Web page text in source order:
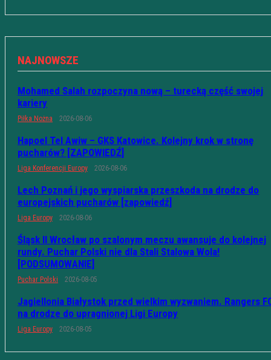
NAJNOWSZE
Mohamed Salah rozpoczyna nową – turecką część swojej
kariery
Piłka Nożna 2026-08-06
Hapoel Tel Awiw – GKS Katowice. Kolejny krok w stronę
pucharów? [ZAPOWIEDŹ]
Liga Konferencji Europy 2026-08-06
Lech Poznań i jego wyspiarska przeszkoda na drodze do
europejskich pucharów [zapowiedź]
Liga Europy 2026-08-06
Śląsk II Wrocław po szalonym meczu awansuje do kolejnej
rundy. Puchar Polski nie dla Stali Stalowa Wola!
[PODSUMOWANIE]
Puchar Polski 2026-08-05
Jagiellonia Białystok przed wielkim wyzwaniem. Rangers
na drodze do upragnionej Ligi Europy
Liga Europy 2026-08-05